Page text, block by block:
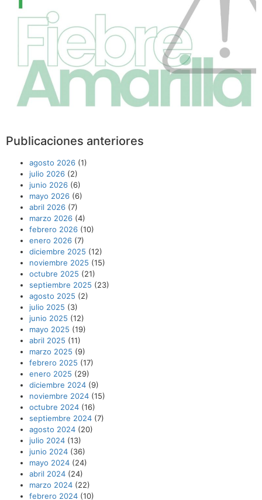
Publicaciones anteriores
agosto 2026 (1)
julio 2026 (2)
junio 2026 (6)
mayo 2026 (6)
abril 2026 (7)
marzo 2026 (4)
febrero 2026 (10)
enero 2026 (7)
diciembre 2025 (12)
noviembre 2025 (15)
octubre 2025 (21)
septiembre 2025 (23)
agosto 2025 (2)
julio 2025 (3)
junio 2025 (12)
mayo 2025 (19)
abril 2025 (11)
marzo 2025 (9)
febrero 2025 (17)
enero 2025 (29)
diciembre 2024 (9)
noviembre 2024 (15)
octubre 2024 (16)
septiembre 2024 (7)
agosto 2024 (20)
julio 2024 (13)
junio 2024 (36)
mayo 2024 (24)
abril 2024 (24)
marzo 2024 (22)
febrero 2024 (10)